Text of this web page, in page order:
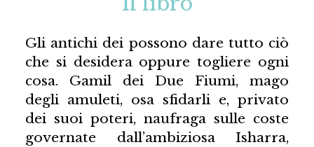
Gli antichi dei possono dare tutto ciò
che si desidera oppure togliere ogni
cosa. Gamil dei Due Fiumi, mago
degli amuleti, osa sfidarli e, privato
dei suoi poteri, naufraga sulle coste
governate dall’ambiziosa Isharra,